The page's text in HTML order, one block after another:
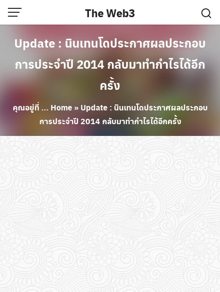
Skip
to
content
The Web3
Update : นินเทนโดประกาศผลประกอบ
การประจำปี 2014 กลับมาทำกำไรได้อีก
ครั้ง
คุณอยู่ที่ ... Home» Update : นินเทนโดประกาศผลประกอบ
การประจำปี 2014 กลับมาทำกำไรได้อีกครั้ง